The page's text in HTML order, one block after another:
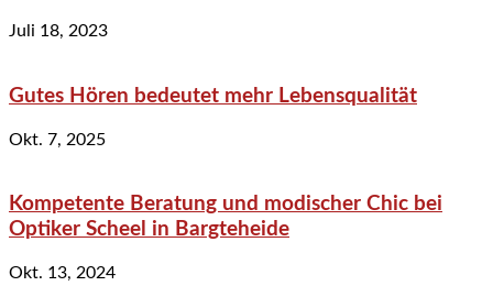
Juli 18, 2023
Gutes Hören bedeutet mehr Lebensqualität
Okt. 7, 2025
Kompetente Beratung und modischer Chic bei
Optiker Scheel in Bargteheide
Okt. 13, 2024